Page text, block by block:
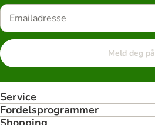
Meld deg på
Service
Fordelsprogrammer